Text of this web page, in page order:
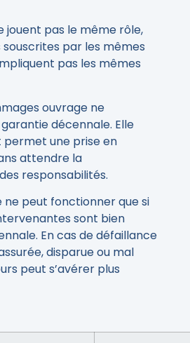
jouent pas le même rôle,
par les mêmes
pas les mêmes
ouvrage ne
décennale. Elle
permet une prise en
attendre la
responsabilités.
ne peut fonctionner que si
sont bien
En cas de défaillance
disparue ou mal
peut s’avérer plus